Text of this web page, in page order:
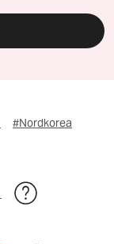
#Nordkorea